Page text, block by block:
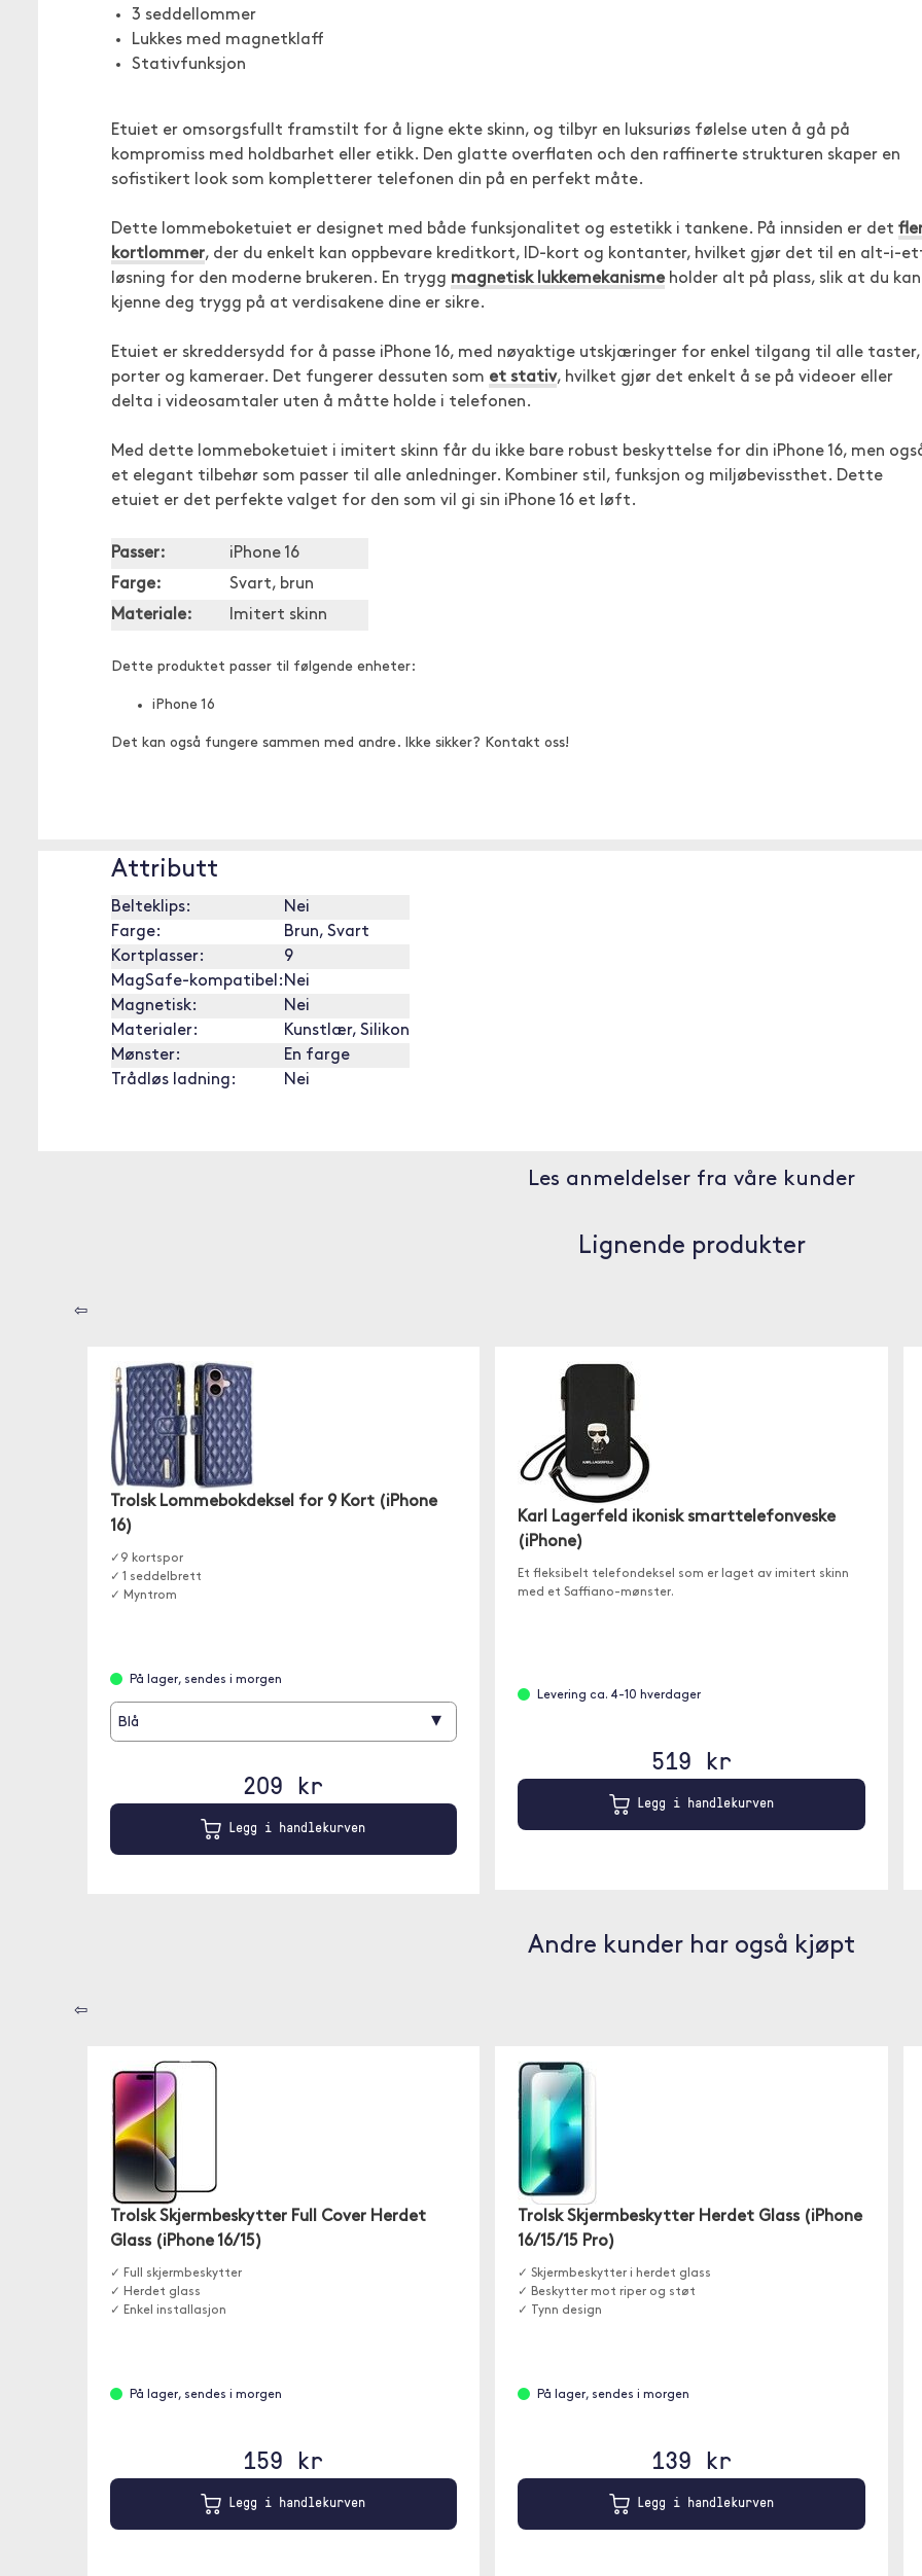
3 seddellommer
Lukkes med magnetklaff
Stativfunksjon
Etuiet er omsorgsfullt framstilt for å ligne ekte skinn, og tilbyr en luksuriøs følelse uten å gå på
kompromiss med holdbarhet eller etikk. Den glatte overflaten och den raffinerte strukturen skaper en
sofistikert look som kompletterer telefonen din på en perfekt måte.
Dette lommeboketuiet er designet med både funksjonalitet og estetikk i tankene. På innsiden er det
kortlommer, der du enkelt kan oppbevare kreditkort, ID-kort og kontanter, hvilket gjør det til en alt-i-
løsning for den moderne brukeren. En trygg magnetisk lukkemekanisme holder alt på plass, slik at du kan
kjenne deg trygg på at verdisakene dine er sikre.
Etuiet er skreddersydd for å passe iPhone 16, med nøyaktige utskjæringer for enkel tilgang til alle taster,
porter og kameraer. Det fungerer dessuten som et stativ, hvilket gjør det enkelt å se på videoer eller
delta i videosamtaler uten å måtte holde i telefonen.
Med dette lommeboketuiet i imitert skinn får du ikke bare robust beskyttelse for din iPhone 16, men
et elegant tilbehør som passer til alle anledninger. Kombiner stil, funksjon og miljøbevissthet. Dette
etuiet er det perfekte valget for den som vil gi sin iPhone 16 et løft.
Passer:
iPhone 16
Farge:
Svart, brun
Materiale:
Imitert skinn
Dette produktet passer til følgende enheter:
iPhone 16
Det kan også fungere sammen med andre. Ikke sikker? Kontakt oss!
Attributt
Belteklips:
Nei
Farge:
Brun, Svart
Kortplasser:
9
MagSafe-kompatibel: Nei
Magnetisk:
Nei
Materialer:
Kunstlær, Silikon
Mønster:
En farge
Trådløs ladning:
Nei
Les anmeldelser fra våre kunder
Lignende produkter
⇦
Trolsk Lommebokdeksel for 9 Kort (iPhone
16)
✓9 kortspor
✓ 1 seddelbrett
✓ Myntrom
På lager, sendes i morgen
Blå ▾
209 kr
Legg i handlekurven
Karl Lagerfeld ikonisk smarttelefonveske
(iPhone)
Et fleksibelt telefondeksel som er laget av imitert skinn
med et Saffiano-mønster.
Levering ca. 4-10 hverdager
519 kr
Legg i handlekurven
Andre kunder har også kjøpt
⇦
Trolsk Skjermbeskytter Full Cover Herdet
Glass (iPhone 16/15)
✓ Full skjermbeskytter
✓ Herdet glass
✓ Enkel installasjon
På lager, sendes i morgen
159 kr
Legg i handlekurven
Trolsk Skjermbeskytter Herdet Glass (iPhone
16/15/15 Pro)
✓ Skjermbeskytter i herdet glass
✓ Beskytter mot riper og støt
✓ Tynn design
På lager, sendes i morgen
139 kr
Legg i handlekurven